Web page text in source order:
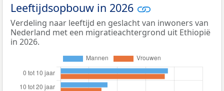
Leeftijdsopbouw in 2026
Verdeling naar leeftijd en geslacht van inwoners van
Nederland met een migratieachtergrond uit Ethiopië
in 2026.